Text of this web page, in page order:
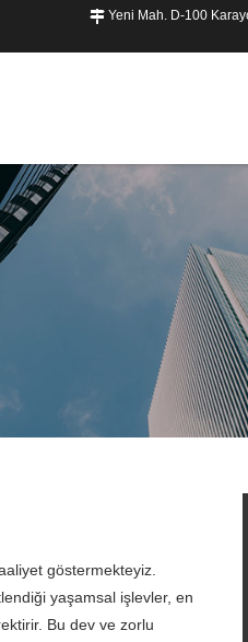
Yeni Mah. D-100
göstermekteyiz.
yaşamsal işlevler, en
Bu dev ve zorlu